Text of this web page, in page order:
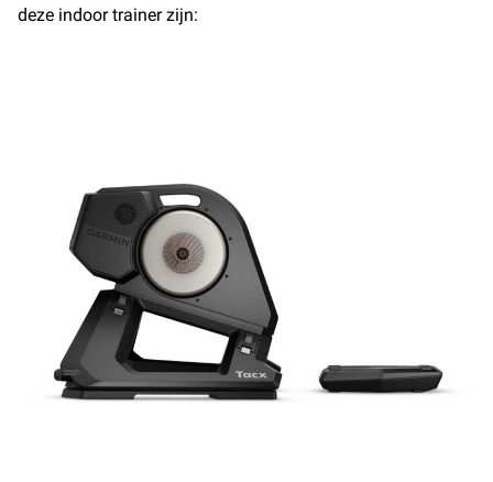
deze indoor trainer zijn: